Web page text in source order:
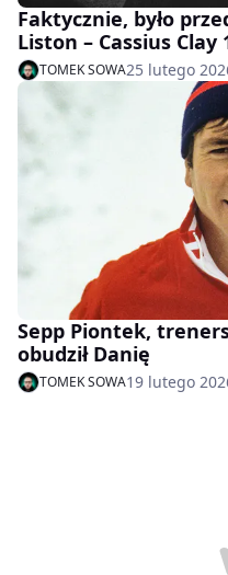
Faktycznie, było
Liston – Cassius Clay
TOMEK SOWA25 lutego
Sepp Piontek,
obudził Danię
TOMEK SOWA19 lutego